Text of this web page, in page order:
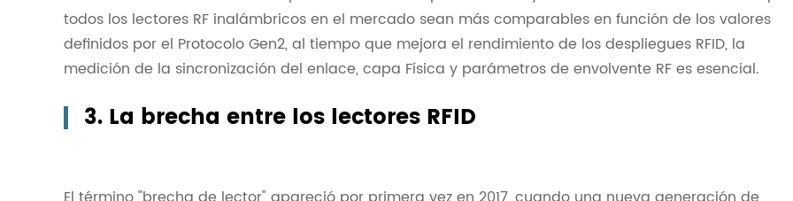
todos los lectores RF inalámbricos en el mercado sean más comparables en función de los valores
definidos por el Protocolo Gen2, al tiempo que mejora el rendimiento de los despliegues RFID, la
medición de la sincronización del enlace, capa Física y parámetros de envolvente RF es esencial.
3. La brecha entre los lectores RFID